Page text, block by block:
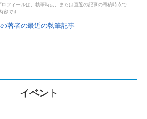
ロフィールは、執筆時点、または直近の記事の寄稿時点で
容です
著者の最近の執筆記事
イベント